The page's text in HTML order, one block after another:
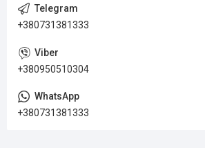
+380731381333
+380950510304
+380731381333